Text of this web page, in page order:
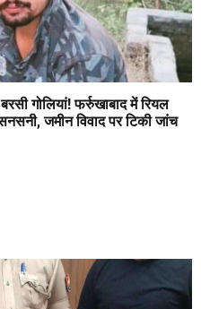
गोलियां! फर्रुखाबाद में रियल
जमीन विवाद पर टिकी जांच